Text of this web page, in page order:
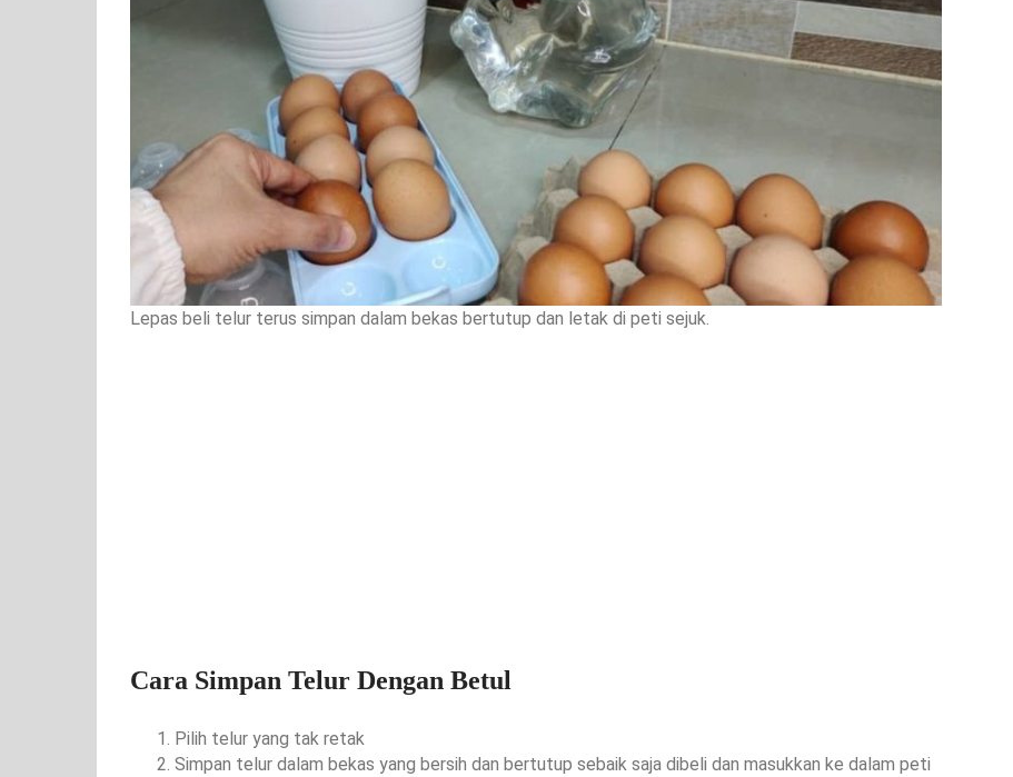
Lepas beli telur terus simpan dalam bekas bertutup dan letak di peti sejuk.
Cara Simpan Telur Dengan Betul
Pilih telur yang tak retak
Simpan telur dalam bekas yang bersih dan bertutup sebaik saja dibeli dan masukkan ke dalam peti